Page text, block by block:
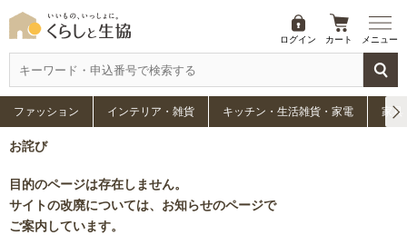
ログイン カート メニュー
ファッション インテリア・雑貨 キッチン・生活雑貨・家電 家具
お詫び
目的のページは存在しません。
サイトの改廃については、お知らせのページで
ご案内しています。